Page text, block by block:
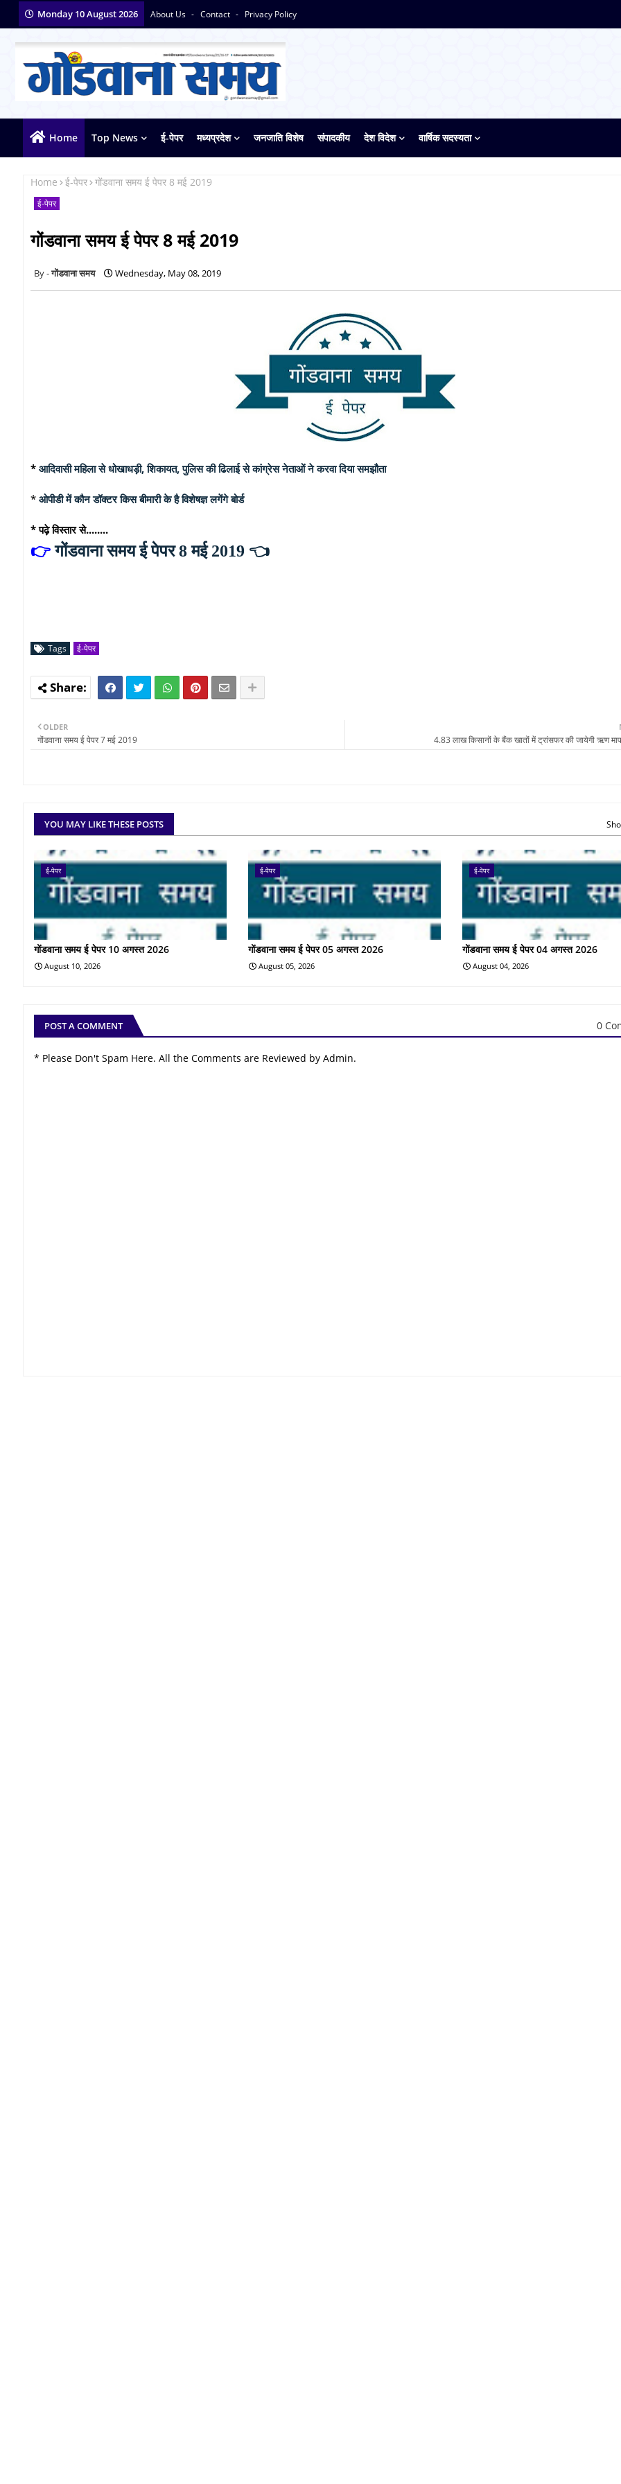
Monday 10 August 2026 About Us Contact Privacy Policy
Home Top News ई-पेपर मध्यप्रदेश जनजाति विशेष संपादकीय देश विदेश वार्षिक सदस्यता
Home ई-पेपर गोंडवाना समय ई पेपर 8 मई 2019
ई-पेपर
गोंडवाना समय ई पेपर 8 मई 2019
गोंडवाना समय Wednesday, May 08, 2019
* आदिवासी महिला से धोखाधड़ी, शिकायत, पुलिस की ढिलाई से कांग्रेस नेताओं ने करवा दिया समझौता
* ओपीडी में कौन डॉक्टर किस बीमारी के है विशेषज्ञ लगेंगे बोर्ड
* पढ़े विस्तार से........
👉 गोंडवाना समय ई पेपर 8 मई 2019 👈
Tags ई-पेपर
4.83 लाख किसानों के बैंक खातों में ट्रांसफर की जायेगी ऋण
OLDER
गोंडवाना समय ई पेपर 7 मई 2019
YOU MAY LIKE THESE POSTS
ई-पेपर
गोंडवाना समय ई पेपर 10 अगस्त 2026
August 10, 2026
ई-पेपर
गोंडवाना समय ई पेपर 05 अगस्त 2026
August 05, 2026
ई-पेपर
गोंडवाना समय ई पेपर 04 अगस्त 2026
August 04, 2026
POST A COMMENT 0
* Please Don't Spam Here. All the Comments are Reviewed by Admin.